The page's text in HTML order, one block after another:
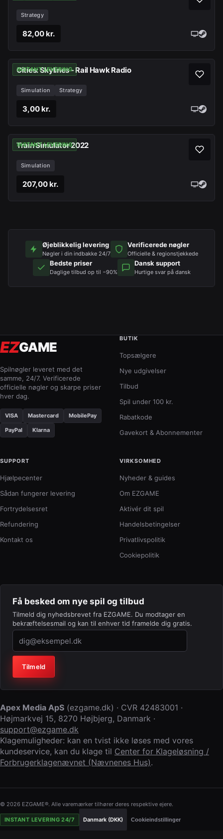
Strategy
82,00 kr.
INSTANT LEVERING
Cities: Skylines - Rail Hawk Radio
Simulation Strategy
3,00 kr.
INSTANT LEVERING
Train Simulator 2022
Simulation
207,00 kr.
Øjeblikkelig levering
Nøgler i din indbakke 24/7
Verificerede nøgler
Officielle & regionstjekkede
Bedste priser
Daglige tilbud op til −90%
Dansk support
Hurtige svar på dansk
EZGAME
Spilnøgler leveret med det
samme, 24/7. Verificerede
officielle nøgler og skarpe priser
hver dag.
VISA Mastercard MobilePay
PayPal Klarna
BUTIK
Topsælgere
Nye udgivelser
Tilbud
Spil under 100 kr.
Rabatkode
Gavekort & Abonnementer
SUPPORT
Hjælpecenter
Sådan fungerer levering
Fortrydelsesret
Refundering
Kontakt os
VIRKSOMHED
Nyheder & guides
Om EZGAME
Aktivér dit spil
Handelsbetingelser
Privatlivspolitik
Cookiepolitik
Få besked om nye spil og tilbud
Tilmeld dig nyhedsbrevet fra EZGAME. Du modtager en
bekræftelsesmail og kan til enhver tid framelde dig gratis.
Virksomhed (lad feltet stå tomt)
Tilmeld
Apex Media ApS (ezgame.dk) · CVR 42483001 ·
Højmarkvej 15, 8270 Højbjerg, Danmark ·
support@ezgame.dk
Klagemuligheder: kan en tvist ikke løses med vores
kundeservice, kan du klage til Center for Klageløsning /
Forbrugerklagenævnet (Nævnenes Hus).
© 2026 EZGAME®. Alle varemærker tilhører deres respektive ejere.
INSTANT LEVERING 24/7 Danmark (DKK) Cookieindstillinger